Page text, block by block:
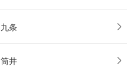
九条
筒井